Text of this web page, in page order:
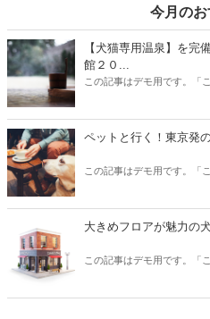
今月の
【犬猫専用温泉】を完
館２０...
この記事はデモ用です。「
ペットと行く！東京発
この記事はデモ用です。「
大きめフロアが魅力の
この記事はデモ用です。「